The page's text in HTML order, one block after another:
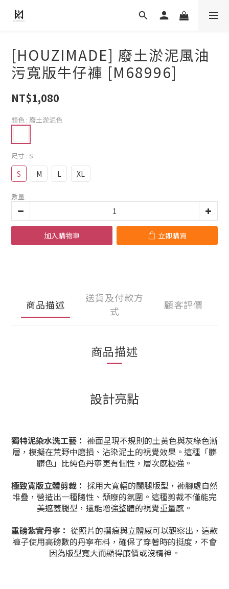
[HOUZIMADE] 廢土淤泥風油
污寬版牛仔褲 [M68996]
NT$1,080
顏色 : 廢土淤泥色
尺寸 : S
S M L XL
數量
加入購物車 立即購買
商品描述
送貨及付款方
式
顧客評價
商品描述
設計亮點
獨特泥染水洗工藝： 褲面呈現不規則的土黃色與灰綠色漸
層，模擬在荒野中磨損、沾染泥土的視覺效果。這種「髒
髒色」比純色丹寧更有個性，層次感極強。
極致寬版立體剪裁： 採用大寬幅的闊腿版型，褲腳處自然
堆疊，營造出一種隨性、頹廢的氛圍。這種剪裁不僅能完
美遮蓋腿型，還能增強整體的視覺重量感。
重磅紮實丹寧： 從照片的摺痕與立體感可以觀察出，這款
褲子使用高磅數的丹寧布料，確保了穿著時的挺度，不會
因為版型寬大而顯得廉價或沒精神。